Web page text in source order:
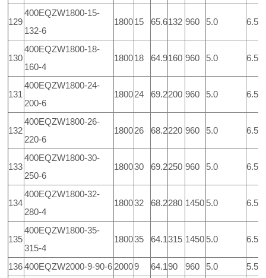
129
400EQZW1800-15-
132-6
180015 65.6132 960 5.0 6.5
130
400EQZW1800-18-
160-4
180018 64.9160 960 5.0 6.5
131
400EQZW1800-24-
200-6
180024 69.2200 960 5.0 6.5
132
400EQZW1800-26-
220-6
180026 68.2220 960 5.0 6.5
133
400EQZW1800-30-
250-6
180030 69.2250 960 5.0 6.5
134
400EQZW1800-32-
280-4
180032 68.2280 1450 5.0 6.5
135
400EQZW1800-35-
315-4
180035 64.1 315 1450 5.0 6.5
136 400EQZW2000-9-90-6 20009 64.1 90 960 5.0 5.5